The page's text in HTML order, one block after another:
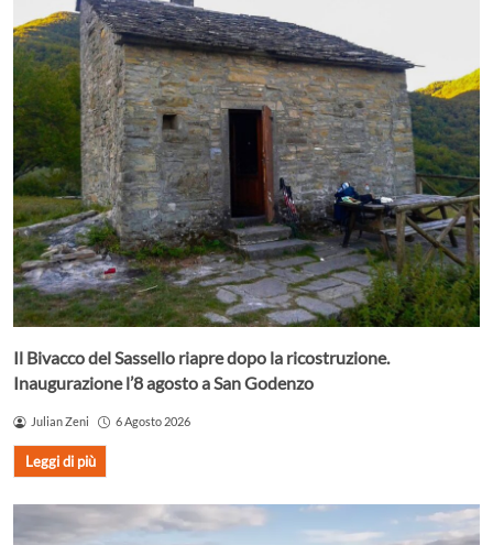
Il Bivacco del Sassello riapre dopo la ricostruzione.
Inaugurazione l’8 agosto a San Godenzo
Julian Zeni 6 Agosto 2026
Leggi di più